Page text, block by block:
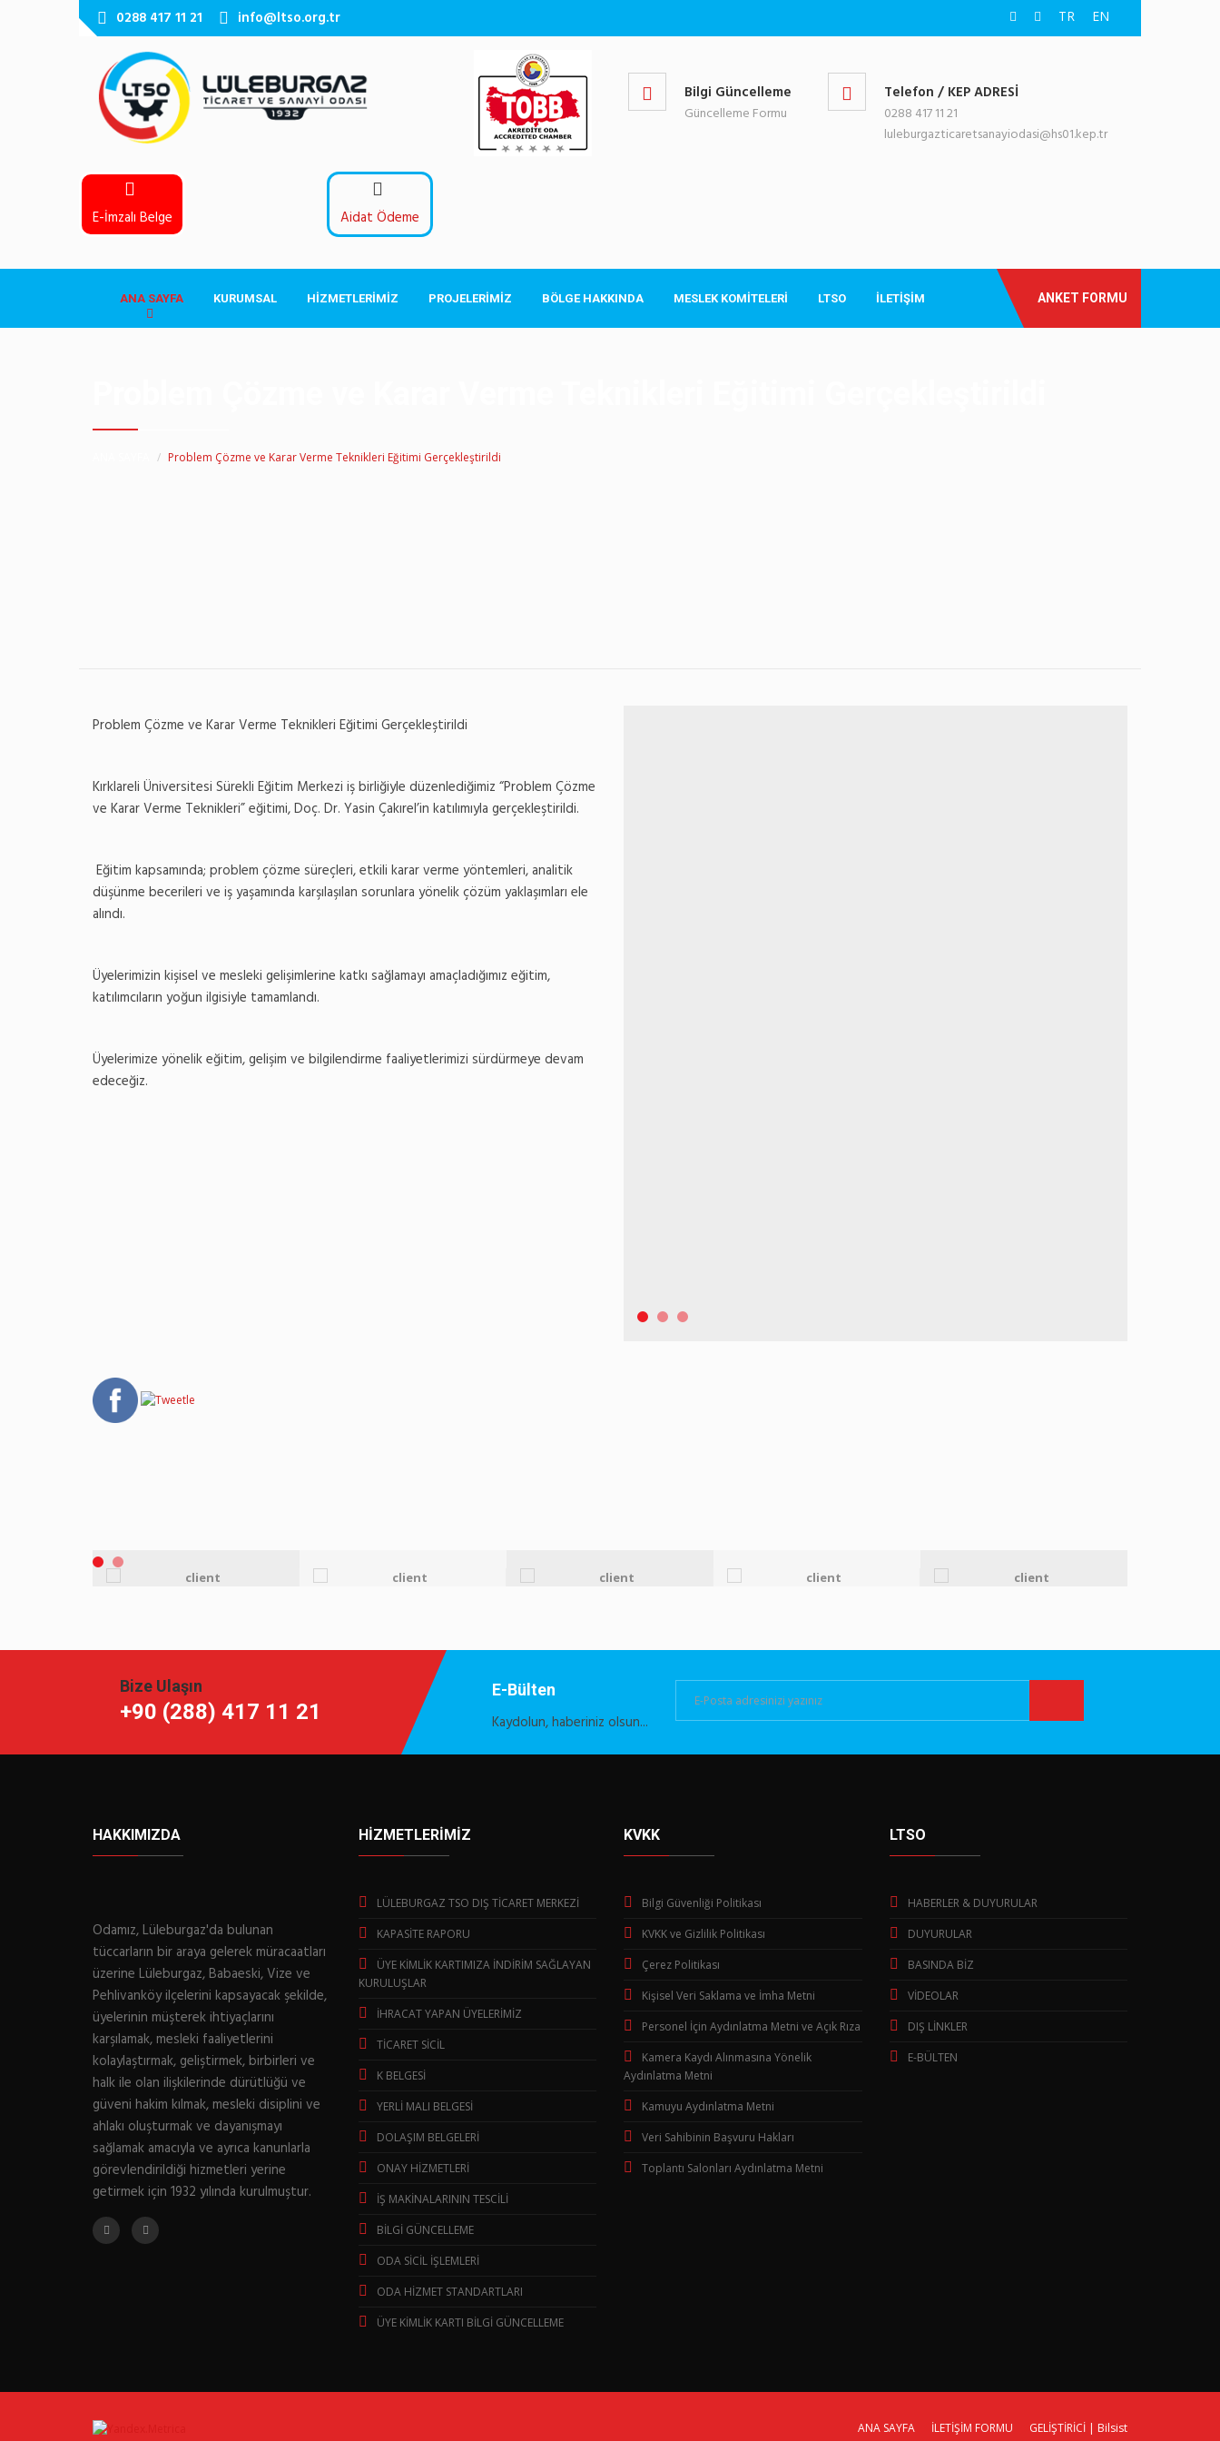
0288 417 11 21 info@ltso.org.tr TR EN
Aidat Ödeme
E-İmzalı Belge
Bilgi Güncelleme
Güncelleme Formu
Telefon / KEP ADRESİ
0288 417 11 21
luleburgazticaretsanayiodasi@hs01.kep.tr
ANA SAYFA KURUMSAL HİZMETLERİMİZ PROJELERİMİZ BÖLGE HAKKINDA MESLEK KOMİTELERİ LTSO İLETİŞİM ANKET FORMU
Problem Çözme ve Karar Verme Teknikleri Eğitimi Gerçekleştirildi
Problem Çözme ve Karar Verme Teknikleri Eğitimi Gerçekleştirildi
Kırklareli Üniversitesi Sürekli Eğitim Merkezi iş birliğiyle düzenlediğimiz “Problem Çözme
ve Karar Verme Teknikleri” eğitimi, Doç. Dr. Yasin Çakırel’in katılımıyla gerçekleştirildi.
Eğitim kapsamında; problem çözme süreçleri, etkili karar verme yöntemleri, analitik
düşünme becerileri ve iş yaşamında karşılaşılan sorunlara yönelik çözüm yaklaşımları ele
alındı.
Üyelerimizin kişisel ve mesleki gelişimlerine katkı sağlamayı amaçladığımız eğitim,
katılımcıların yoğun ilgisiyle tamamlandı.
Üyelerimize yönelik eğitim, gelişim ve bilgilendirme faaliyetlerimizi sürdürmeye devam
edeceğiz.
Bize Ulaşın
+90 (288) 417 11 21
E-Bülten
Kaydolun, haberiniz olsun...
HAKKIMIZDA
Odamız, Lüleburgaz'da bulunan
tüccarların bir araya gelerek müracaatları
üzerine Lüleburgaz, Babaeski, Vize ve
Pehlivanköy ilçelerini kapsayacak şekilde,
üyelerinin müşterek ihtiyaçlarını
karşılamak, mesleki faaliyetlerini
kolaylaştırmak, geliştirmek, birbirleri ve
halk ile olan ilişkilerinde dürütlüğü ve
güveni hakim kılmak, mesleki disiplini ve
ahlakı oluşturmak ve dayanışmayı
sağlamak amacıyla ve ayrıca kanunlarla
görevlendirildiği hizmetleri yerine
getirmek için 1932 yılında kurulmuştur.
HİZMETLERİMİZ
LÜLEBURGAZ TSO DIŞ TİCARET MERKEZİ
KAPASİTE RAPORU
ÜYE KİMLİK KARTIMIZA İNDİRİM SAĞLAYAN
KURULUŞLAR
İHRACAT YAPAN ÜYELERİMİZ
TİCARET SİCİL
K BELGESİ
YERLİ MALI BELGESİ
DOLAŞIM BELGELERİ
ONAY HİZMETLERİ
İŞ MAKİNALARININ TESCİLİ
BİLGİ GÜNCELLEME
ODA SİCİL İŞLEMLERİ
ODA HİZMET STANDARTLARI
ÜYE KİMLİK KARTI BİLGİ GÜNCELLEME
KVKK
Bilgi Güvenliği Politikası
KVKK ve Gizlilik Politikası
Çerez Politikası
Kişisel Veri Saklama ve İmha Metni
Personel İçin Aydınlatma Metni ve Açık Rıza
Kamera Kaydı Alınmasına Yönelik
Aydınlatma Metni
Kamuyu Aydınlatma Metni
Veri Sahibinin Başvuru Hakları
Toplantı Salonları Aydınlatma Metni
LTSO
HABERLER & DUYURULAR
DUYURULAR
BASINDA BİZ
VİDEOLAR
DIŞ LİNKLER
E-BÜLTEN
ANA SAYFA İLETİŞİM FORMU GELİŞTİRİCİ | Bilsist